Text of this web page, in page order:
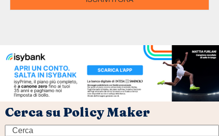
Cerca su Policy Maker
Search